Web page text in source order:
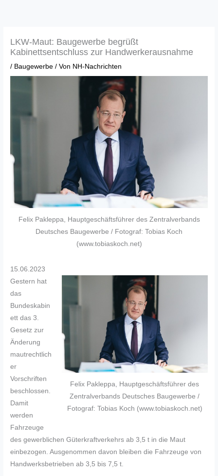
LKW-Maut: Baugewerbe begrüßt
Kabinettsentschluss zur Handwerkerausnahme
/ Baugewerbe / Von NH-Nachrichten
Felix Pakleppa, Hauptgeschäftsführer des Zentralverbands
Deutsches Baugewerbe / Fotograf: Tobias Koch
(www.tobiaskoch.net)
15.06.2023
Felix Pakleppa, Hauptgeschäftsführer des
Zentralverbands Deutsches Baugewerbe /
Fotograf: Tobias Koch (www.tobiaskoch.net)
Gestern hat
das
Bundeskabin
ett das 3.
Gesetz zur
Änderung
mautrechtlich
er
Vorschriften
beschlossen.
Damit
werden
Fahrzeuge
des gewerblichen Güterkraftverkehrs ab 3,5 t in die Maut
einbezogen. Ausgenommen davon bleiben die Fahrzeuge von
Handwerksbetrieben ab 3,5 bis 7,5 t.